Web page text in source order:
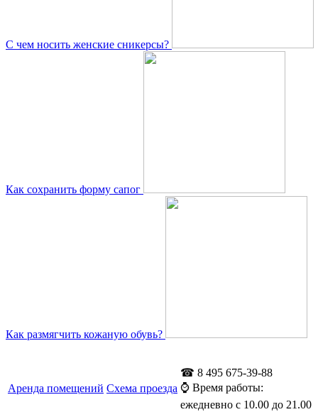
С чем носить женские сникерсы?
Как сохранить форму сапог
Как размягчить кожаную обувь?
Аренда помещений Схема проезда
☎ 8 495 675-39-88
⌚ Время работы:
ежедневно с 10.00 до 21.00